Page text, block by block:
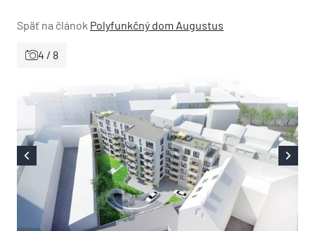
Späť na článok Polyfunkčný dom Augustus
4 / 8